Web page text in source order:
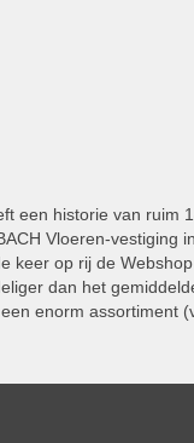
een historie van ruim
Vloeren-vestiging
op rij de
dan het
enorm assortiment